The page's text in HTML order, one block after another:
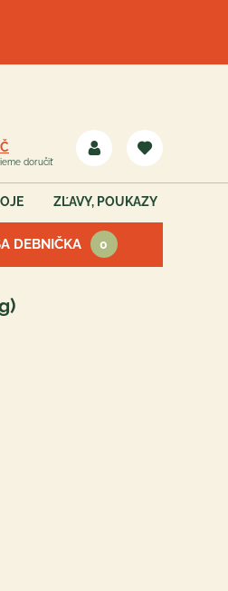
doručiť
ZĽAVY, POUKAZY
DEBNIČKA 0